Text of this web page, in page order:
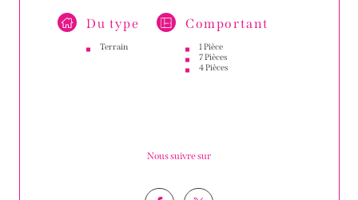
Du type
Terrain
Comportant
1 Pièce
7 Pièces
4 Pièces
Nous suivre sur